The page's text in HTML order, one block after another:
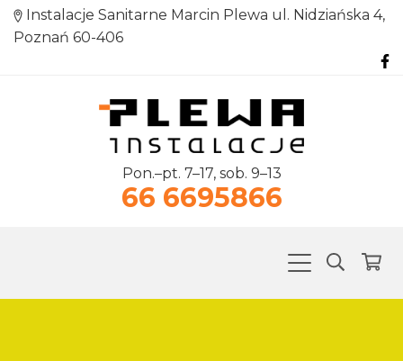
Instalacje Sanitarne Marcin Plewa ul. Nidziańska 4,
Poznań 60-406
Pon.–pt. 7–17, sob. 9–13
66 6695866